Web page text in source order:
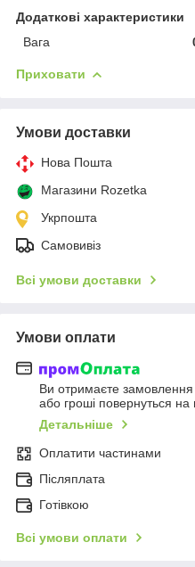
Додаткові характеристики
Вага
Приховати
Умови доставки
Нова Пошта
Магазини Rozetka
Укрпошта
Самовивіз
Всі умови доставки
Умови оплати
Ви отримаєте замовлення
або гроші повернуться на
Детальніше
Оплатити частинами
Післяплата
Готівкою
Всі умови оплати